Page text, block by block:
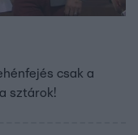
csak a
sztárok!